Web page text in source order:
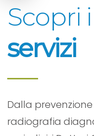
Scopri
servizi
Dalla
radiografia